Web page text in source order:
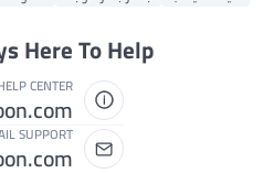
Here To Help
CENTER
SUPPORT